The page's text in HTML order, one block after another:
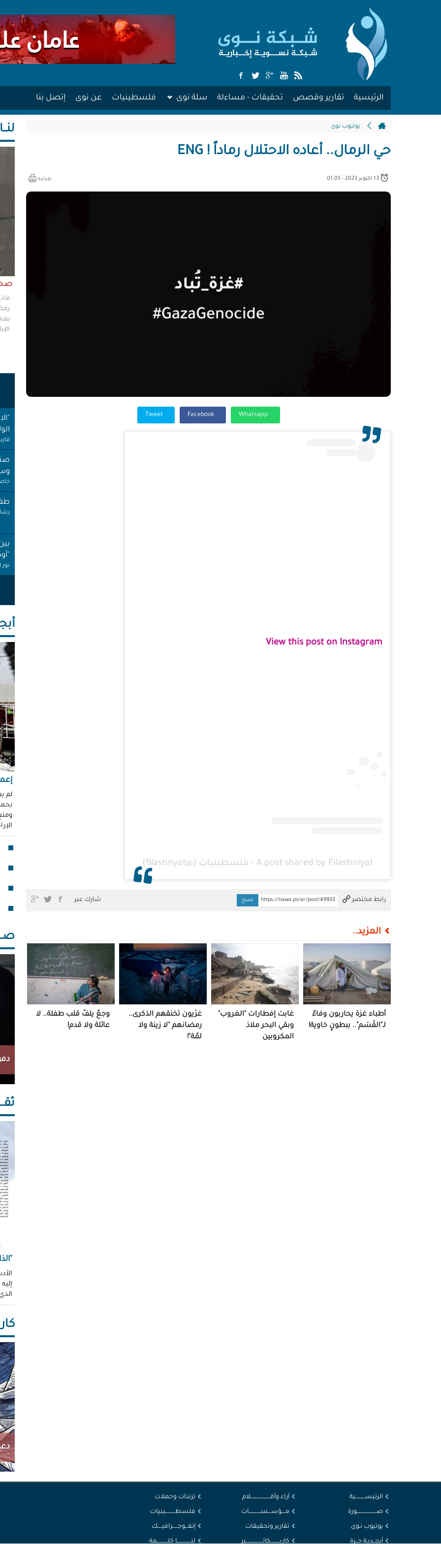
الرئيسية تقارير وقصص تحقيقات - مساءلة سلة نوى فلسطينيات عن نوى إتصل بنا
يوتيوب نوى
حي الرمال.. أعاده الاحتلال رماداً ! ENG
طباعة
Tweet Facebook
View this post on Instagram
A post shared by Filastiniyat - فلسطينيات (@filastinyat)
رابط مختصر https://nawa.ps/ar/post/49933
تم النسخ نسخ شارك عبر
المزيد..
أطباء غزة يحاربون وفاءً
لـ"القَسَم".. ببطونٍ خاوية!
غابت إفطارات "الغروب"
وبقي البحر ملاذ
المكروبين
غزّيون تخنقهم الذكرى..
رمضانهم "لا زينة ولا
لمّة"!
وجعٌ يلفُّ قلب طفلة.. لا
عائلة ولا قدم!
مش وقته!!
ليضع إستراتيجيات عملٍ للهيئات العامة، ولكن من حقه
سؤال من يضعون تلك الاستراتيجيات عن تفاصيلها،
لم
الرئيســــــــــية آراء وأقــــــــــــــــــــلام ترندات وحملات
صــــــــــــــــــــورة مــــؤســـســــــــــــات فلسطــــــــــينيات
يوتيوب نـوى تقارير وتحقيقات إنفـــوجـــــرافيــــك
أبجــديـة حــرة كاريـــــــــكاتـــــــــــــــــير لنــــــــــــــا كلـــــــــــمة